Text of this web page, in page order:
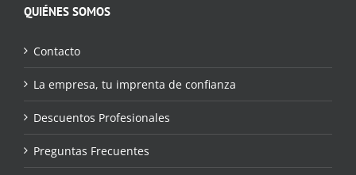
QUIÉNES SOMOS
Contacto
La empresa, tu imprenta de confianza
Descuentos Profesionales
Preguntas Frecuentes